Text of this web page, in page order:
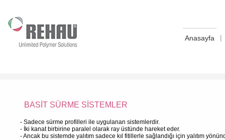
Anasayfa |
BASİT SÜRME SİSTEMLER
- Sadece sürme profilleri ile uygulanan sistemlerdir.
- İki kanat birbirine paralel olarak ray üstünde hareket eder.
- Ancak bu sistemde yalıtım sadece kıl fitillerle sağlandığı için yalıtım